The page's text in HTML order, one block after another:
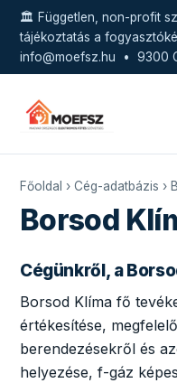
🏛️ Független, non-profit
tájékoztatás a
info@moefsz.hu • 9300
Főoldal › Cég-adatbázis ›
Borsod
Cégünkről, a
Borsod Klíma fő
értékesítése,
berendezésekről és
helyezése, f-gáz